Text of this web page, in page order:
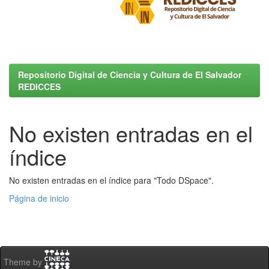
Repositorio Digital de Ciencia y Cultura de El Salvador
REDICCES
No existen entradas en el
índice
No existen entradas en el índice para "Todo DSpace".
Página de inicio
Theme by